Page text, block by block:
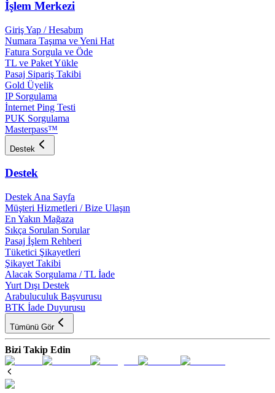
İşlem Merkezi
Giriş Yap / Hesabım
Numara Taşıma ve Yeni Hat
Fatura Sorgula ve Öde
TL ve Paket Yükle
Pasaj Sipariş Takibi
Gold Üyelik
IP Sorgulama
İnternet Ping Testi
PUK Sorgulama
Masterpass™
Destek
Destek
Destek Ana Sayfa
Müşteri Hizmetleri / Bize Ulaşın
En Yakın Mağaza
Sıkça Sorulan Sorular
Pasaj İşlem Rehberi
Tüketici Şikayetleri
Şikayet Takibi
Alacak Sorgulama / TL İade
Yurt Dışı Destek
Arabuluculuk Başvurusu
BTK İade Duyurusu
Tümünü Gör
Bizi Takip Edin